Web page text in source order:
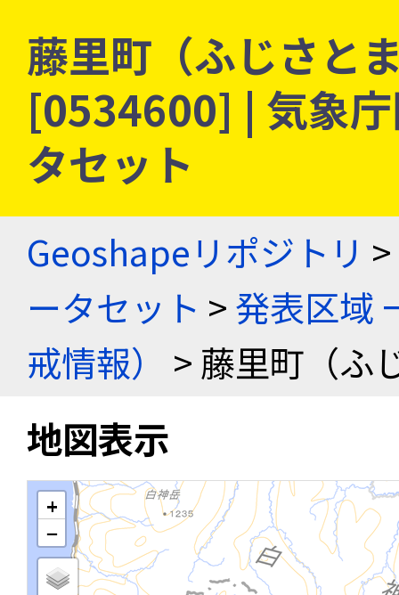
藤里町（ふじさと
[0534600] | 気象
タセット
Geoshapeリポジトリ >
ータセット >発表区域
戒情報）
> 藤里町（ふ
地図表示
+
−